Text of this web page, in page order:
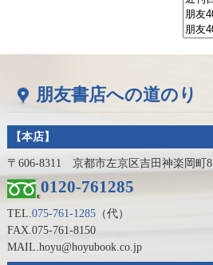
朋友書店への道のり
【本店】
〒606-8311 京都市左京区吉田神楽岡町8
0120-761285
TEL.075-761-1285（代）
FAX.075-761-8150
MAIL.hoyu@hoyubook.co.jp